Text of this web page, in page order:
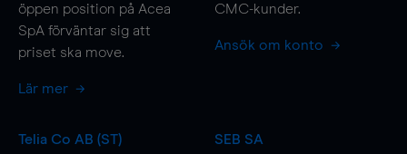
öppen position på Acea
SpA förväntar sig att
priset ska move.
Lär mer
CMC-kunder.
Ansök om konto
Telia Co AB (ST)
SEB SA